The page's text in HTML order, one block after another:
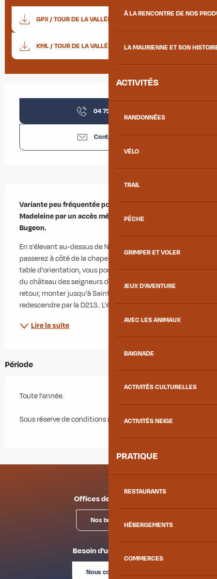
À LA RENCONTRE DE NOS
LA MAURIENNE ET SON
ACTIVITÉS
RANDONNÉES
VÉLO
TRAIL
PÊCHE
GRIMPER ET VOLER
JEUX D'AVENTURE
AVEC LES ANIMAUX
BAIGNADE
ACTIVITÉS CULTURELLES
ACTIVITÉS NEIGE
PRATIQUE
RESTAURANTS
HÉBERGEMENTS
COMMERCES
Documentation
GPX / TOUR DE LA VALLÉE DU BUGEON
KML / TOUR DE LA VALLÉE DU BUGEON
04 79 56 33
Contactez-nous
Variante peu fréquentée pour rejoindre le col de la
Madeleine par un accès méconnu : la vallée du
Bugeon.
En s'élevant au-dessus de Notre-Dame du Cruet, vous
passerez à côté de la chapelle du Cuchet et, depuis la
table d'orientation, vous pourrez apercevoir les ruines
du château des seigneurs de La Chambre. Pour le
retour, monter jusqu'à Saint-François-Longchamp puis
redescendre par la D213.. L'état de...
Lire la suite
Période
Toute l'année.
Sous réserve de conditions météo favorables.
Offices de tourisme
Nos bureaux
Besoin d'un conseil ?
Nous contacter